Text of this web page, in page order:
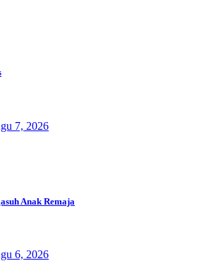
7, 2026
Anak Remaja
6, 2026